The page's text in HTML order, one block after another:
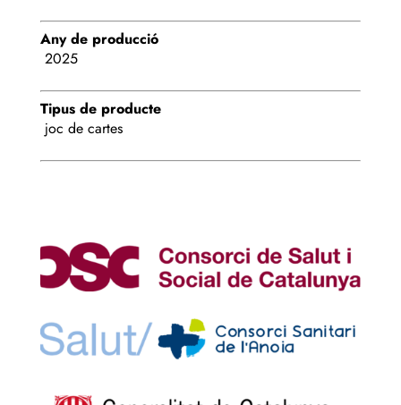
Any de producció
2025
Tipus de producte
joc de cartes